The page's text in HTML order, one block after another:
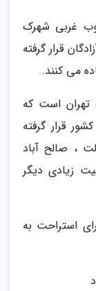
19 ، ضلع جنوب غربی شهرک
قرار گرفته
می کنند.
تهران است که
قرار گرفته
رسالت ، صالح آباد
زیادی دیگر
استراحت به